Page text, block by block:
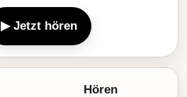
▶ Jetzt hören
Hören